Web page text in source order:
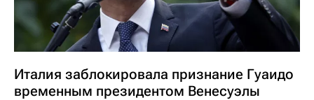
Италия заблокировала признание Гуаидо
временным президентом Венесуэлы